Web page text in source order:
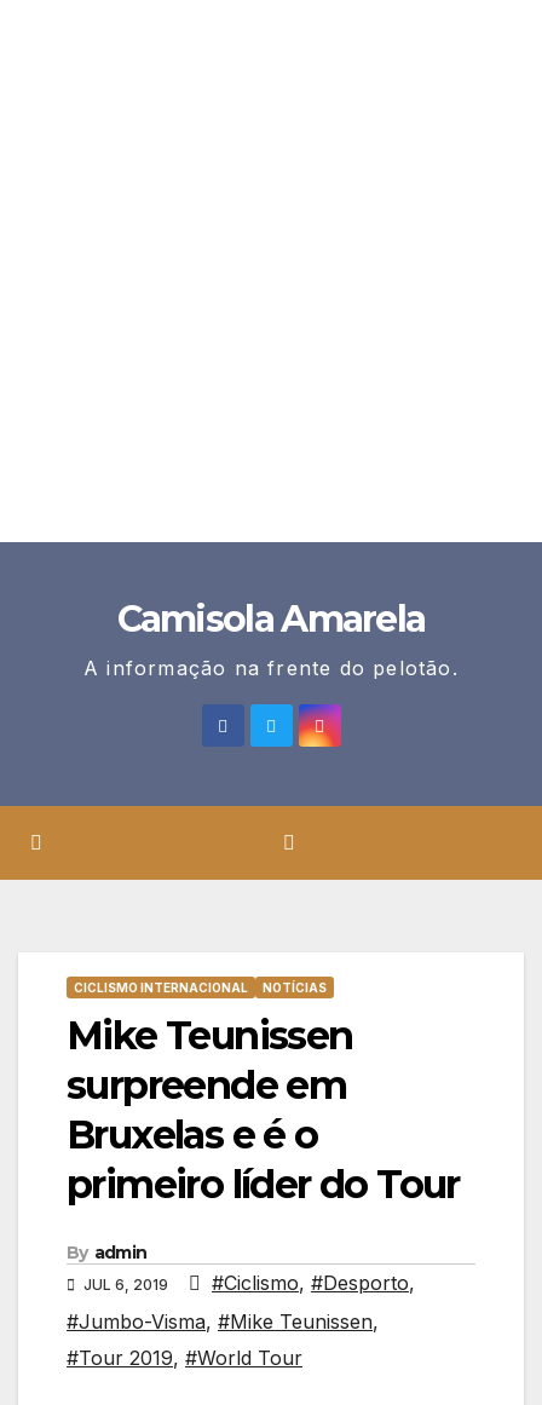
Camisola Amarela
A informação na frente do pelotão.
CICLISMO INTERNACIONAL NOTÍCIAS
Mike Teunissen
surpreende em
Bruxelas e é o
primeiro líder do Tour
By admin
JUL 6, 2019 #Ciclismo, #Desporto,
#Jumbo-Visma, #Mike Teunissen,
#Tour 2019, #World Tour